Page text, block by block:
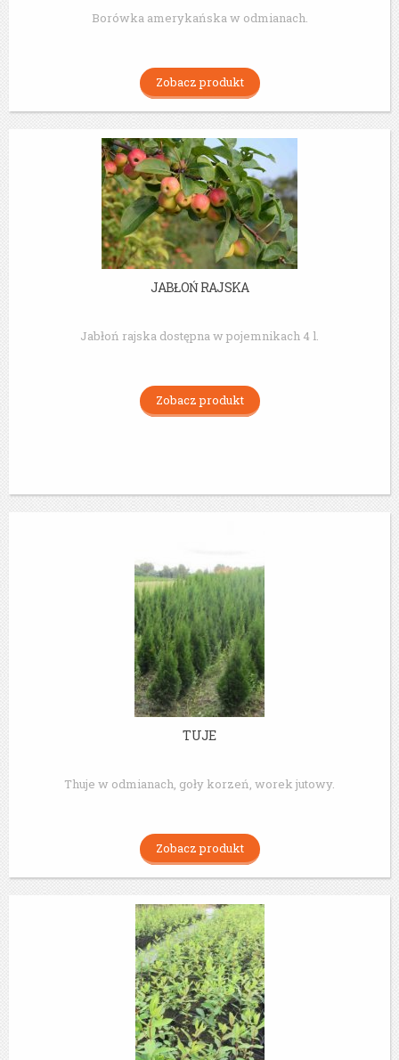
Borówka amerykańska w odmianach.
Zobacz produkt
JABŁOŃ RAJSKA
Jabłoń rajska dostępna w pojemnikach 4 l.
Zobacz produkt
TUJE
Thuje w odmianach, goły korzeń, worek jutowy.
Zobacz produkt